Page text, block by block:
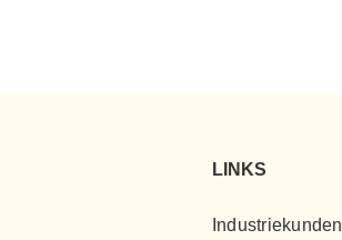
LINKS
Industriekunden